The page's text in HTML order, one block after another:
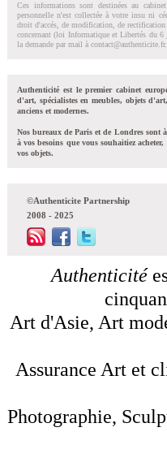
Ces informations sont destinées au
personnelle n'est collectée à votre insu ni
droit d'accés, de modification, de rectification
concernant (loi Informatique et Libertés du
la demande par mail à contact@authenticite.fr.
Authenticité est le premier cabinet
d'art, spécialistes en meubles, objets
anciens et modernes.
Nos bureaux de Paris et de Londres sont
à vos besoins que vous souhaitiez
vos objets.
©Authenticite Partnership
2008 - 2025
Authenticité
Art d'Asie, Art
Assurance Art et
Photographie,